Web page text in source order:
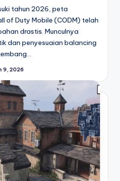
tahun 2026, peta
of Duty Mobile (CODM) telah
drastis. Munculnya
dan penyesuaian balancing
9, 2026